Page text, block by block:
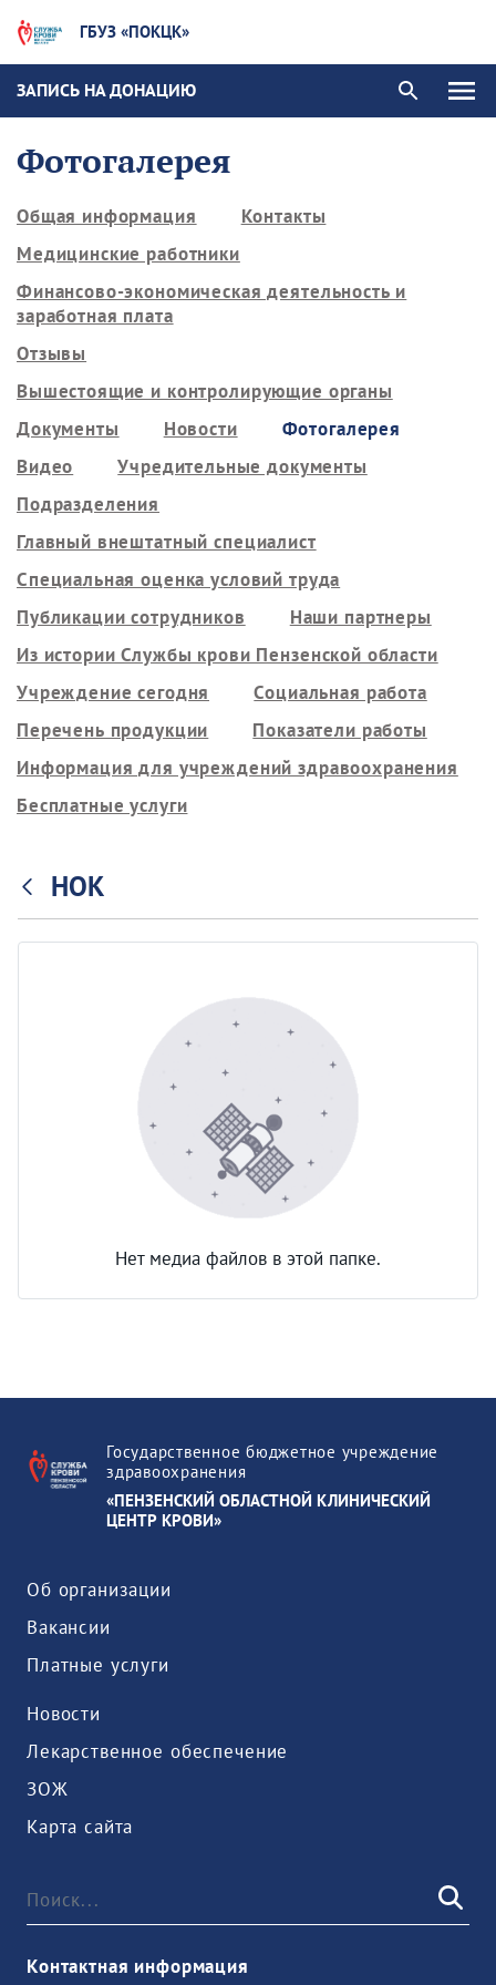
ГБУЗ «ПОКЦК»
ЗАПИСЬ НА ДОНАЦИЮ
Фотогалерея
Общая информация
Контакты
Медицинские работники
Финансово-экономическая деятельность и
заработная плата
Отзывы
Вышестоящие и контролирующие органы
Документы
Новости
Фотогалерея
Видео
Учредительные документы
Подразделения
Главный внештатный специалист
Специальная оценка условий труда
Публикации сотрудников
Наши партнеры
Из истории Службы крови Пензенской области
Учреждение сегодня
Социальная работа
Перечень продукции
Показатели работы
Информация для учреждений здравоохранения
Бесплатные услуги
НОК
Нет медиа файлов в этой папке.
Государственное бюджетное учреждение
здравоохранения
«ПЕНЗЕНСКИЙ ОБЛАСТНОЙ КЛИНИЧЕСКИЙ
ЦЕНТР КРОВИ»
Об организации
Вакансии
Платные услуги
Новости
Лекарственное обеспечение
ЗОЖ
Карта сайта
Контактная информация